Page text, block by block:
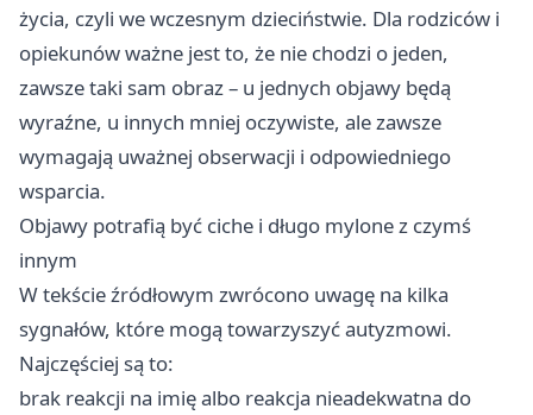
życia, czyli we wczesnym dzieciństwie. Dla rodziców i
opiekunów ważne jest to, że nie chodzi o jeden,
zawsze taki sam obraz – u jednych objawy będą
wyraźne, u innych mniej oczywiste, ale zawsze
wymagają uważnej obserwacji i odpowiedniego
wsparcia.
Objawy potrafią być ciche i długo mylone z czymś
innym
W tekście źródłowym zwrócono uwagę na kilka
sygnałów, które mogą towarzyszyć autyzmowi.
Najczęściej są to:
brak reakcji na imię albo reakcja nieadekwatna do